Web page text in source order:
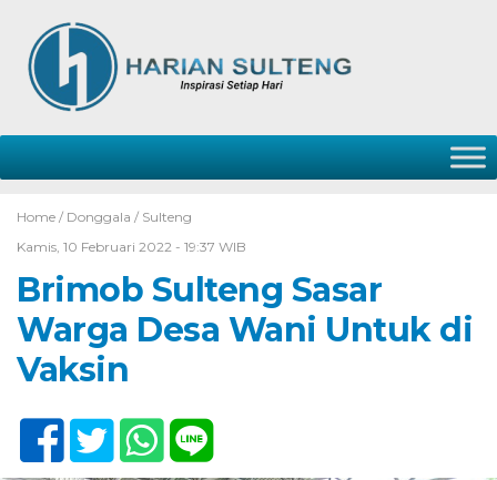
Home / Donggala / Sulteng
Kamis, 10 Februari 2022 - 19:37 WIB
Brimob Sulteng Sasar
Warga Desa Wani Untuk di
Vaksin